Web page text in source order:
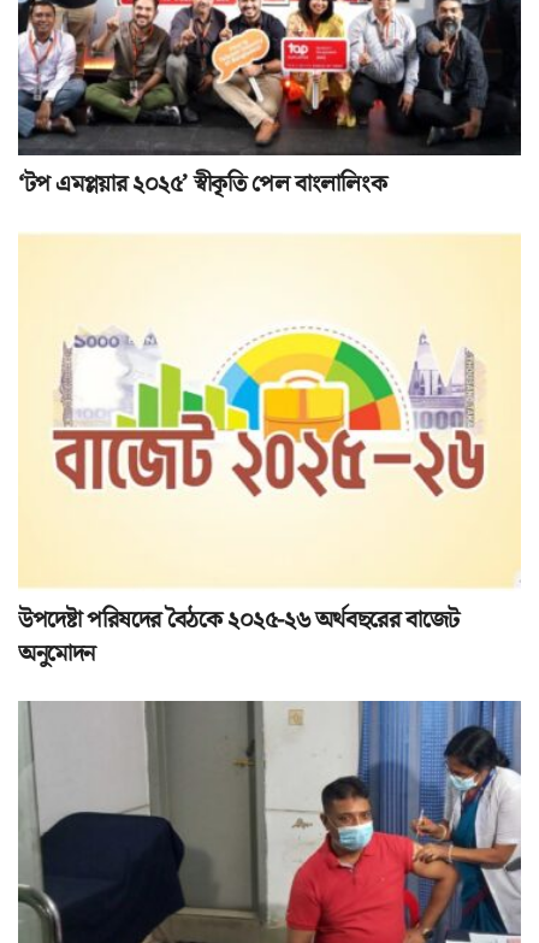
‘টপ এমপ্লয়ার ২০২৫’ স্বীকৃতি পেল বাংলালিংক
উপদেষ্টা পরিষদের বৈঠকে ২০২৫-২৬ অর্থবছরের বাজেট
অনুমোদন